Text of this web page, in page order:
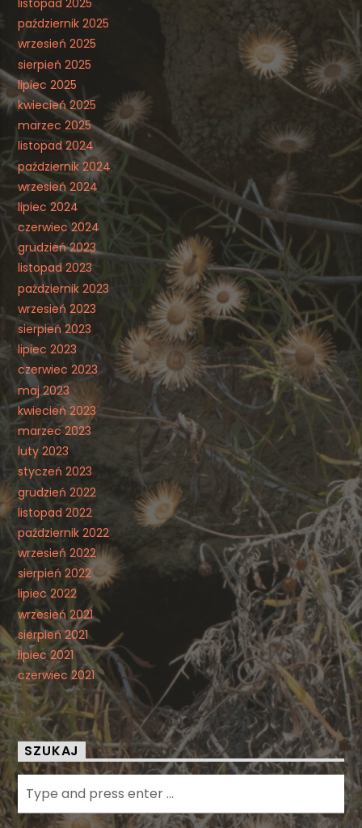
listopad 2025
październik 2025
wrzesień 2025
sierpień 2025
lipiec 2025
kwiecień 2025
marzec 2025
listopad 2024
październik 2024
wrzesień 2024
lipiec 2024
czerwiec 2024
grudzień 2023
listopad 2023
październik 2023
wrzesień 2023
sierpień 2023
lipiec 2023
czerwiec 2023
maj 2023
kwiecień 2023
marzec 2023
luty 2023
styczeń 2023
grudzień 2022
listopad 2022
październik 2022
wrzesień 2022
sierpień 2022
lipiec 2022
wrzesień 2021
sierpień 2021
lipiec 2021
czerwiec 2021
SZUKAJ